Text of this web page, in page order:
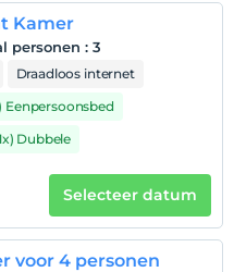
in rekening gebracht
6 per kamer
gebracht
Kamer
personen : 3
Draadloos internet
Eenpersoonsbed
Dubbele
Selecteer datum
voor 4 personen